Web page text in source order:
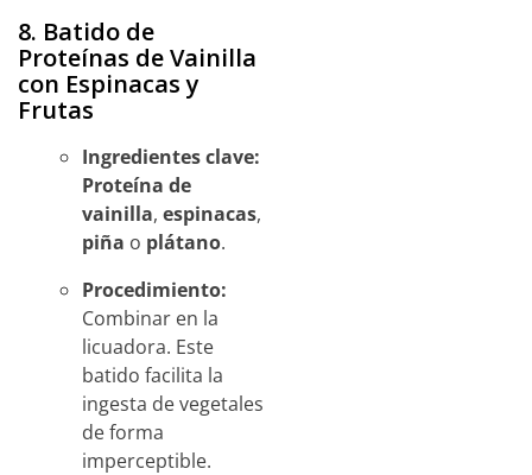
8. Batido de
Proteínas de Vainilla
con Espinacas y
Frutas
Ingredientes clave:
Proteína de
vainilla,espinacas,
piña o plátano.
Procedimiento:
Combinar en la
licuadora. Este
batido facilita la
ingesta de vegetales
de forma
imperceptible.